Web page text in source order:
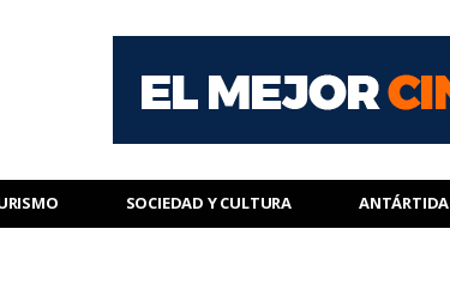
SOCIEDAD Y CULTURA ANTÁRTIDA